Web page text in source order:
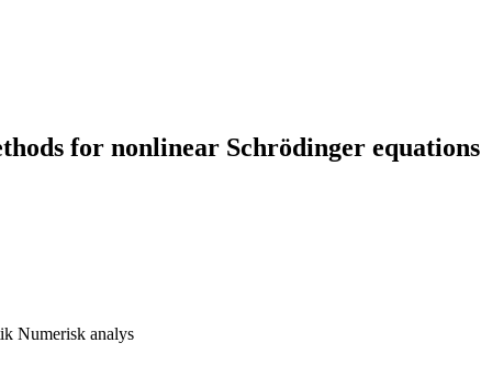
for nonlinear Schrödinger equations
Numerisk analys